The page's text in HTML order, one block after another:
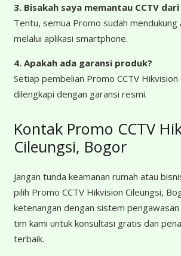
3. Bisakah saya memantau CCTV dari
Tentu, semua Promo sudah mendukung
melalui aplikasi smartphone.
4. Apakah ada garansi produk?
Setiap pembelian Promo CCTV Hikvision
dilengkapi dengan garansi resmi.
Kontak Promo CCTV
Cileungsi, Bogor
Jangan tunda keamanan rumah atau
pilih Promo CCTV Hikvision Cileungsi,
ketenangan dengan sistem
tim kami untuk konsultasi gratis dan
terbaik.